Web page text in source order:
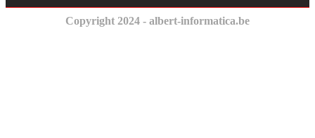
Copyright 2024 - albert-informatica.be